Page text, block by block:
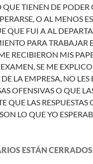
TIENEN DE PODER
O AL MENOS
QUE FUI A AL
PARA TRABAJAR
RECIBIERON MIS
SE ME
LA EMPRESA, NO LES
OFENSIVAS O QUE
QUE LAS RESPUESTAS
LO QUE YO
ESTÁN